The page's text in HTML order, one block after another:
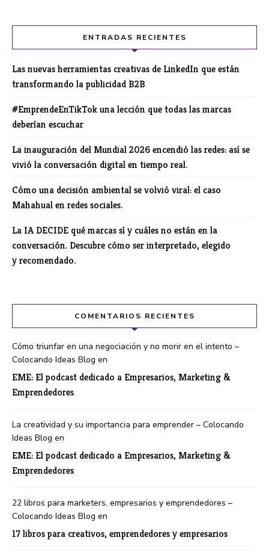
ENTRADAS RECIENTES
Las nuevas herramientas creativas de LinkedIn que están
transformando la publicidad B2B
#EmprendeEnTikTok una lección que todas las marcas
deberían escuchar
La inauguración del Mundial 2026 encendió las redes: así se
vivió la conversación digital en tiempo real.
Cómo una decisión ambiental se volvió viral: el caso
Mahahual en redes sociales.
La IA DECIDE qué marcas sí y cuáles no están en la
conversación. Descubre cómo ser interpretado, elegido
y recomendado.
COMENTARIOS RECIENTES
Cómo triunfar en una negociación y no morir en el intento –
Colocando Ideas Blog en
EME: El podcast dedicado a Empresarios, Marketing &
Emprendedores
La creatividad y su importancia para emprender – Colocando
Ideas Blog en
EME: El podcast dedicado a Empresarios, Marketing &
Emprendedores
22 libros para marketers, empresarios y emprendedores –
Colocando Ideas Blog en
17 libros para creativos, emprendedores y empresarios